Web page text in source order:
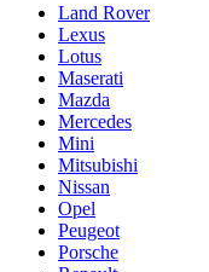
Land Rover
Lexus
Lotus
Maserati
Mazda
Mercedes
Mini
Mitsubishi
Nissan
Opel
Peugeot
Porsche